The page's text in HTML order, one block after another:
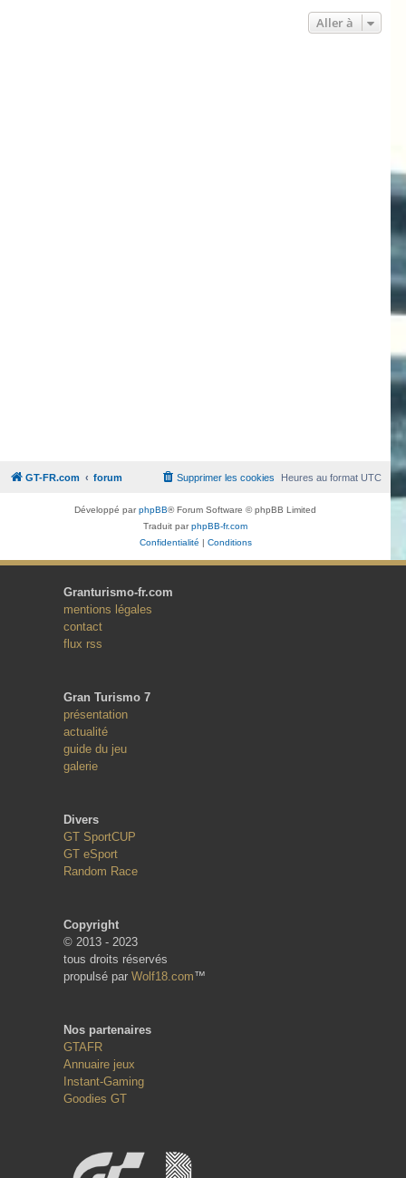
Aller à
GT-FR.com forum Heures au formatUTC
Supprimer les cookies
Développé parphpBB® Forum Software © phpBB Limited
Traduit parphpBB-fr.com
Confidentialité | Conditions
Granturismo-fr.com
mentions légales
contact
flux rss
Gran Turismo 7
présentation
actualité
guide du jeu
galerie
Divers
GT SportCUP
GT eSport
Random Race
Copyright
© 2013 - 2023
tous droits réservés
propulsé par Wolf18.com™
Nos partenaires
GTAFR
Annuaire jeux
Instant-Gaming
Goodies GT